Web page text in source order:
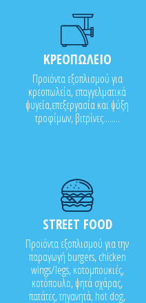
ΚΡΕΟΠΩΛΕΙΟ
Προϊόντα εξοπλισμού για
κρεοπωλεία, επαγγελματικά
ψυγεία,επεξεργασία και ψύξη
τροφίμων, βιτρίνες........
STREET FOOD
Προϊόντα εξοπλισμού για την
παραγωγή burgers, chicken
wings/legs, κοτομπουκιές,
κοτόπουλο, ψητά σχάρας,
πατάτες, τηγανητά, hot dog,